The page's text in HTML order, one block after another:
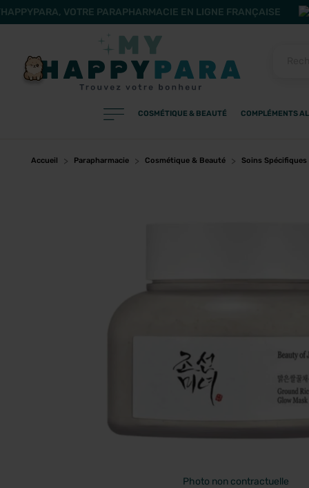
VOTRE PARAPHARMACIE EN LIGNE FRANÇAISE
Filtres PRODUITS
COSMÉTIQUE & BEAUTÉ COMPLÉMENTS
Accueil Parapharmacie Cosmétique & Beauté Soins Spécifiques
Photo non contractuelle